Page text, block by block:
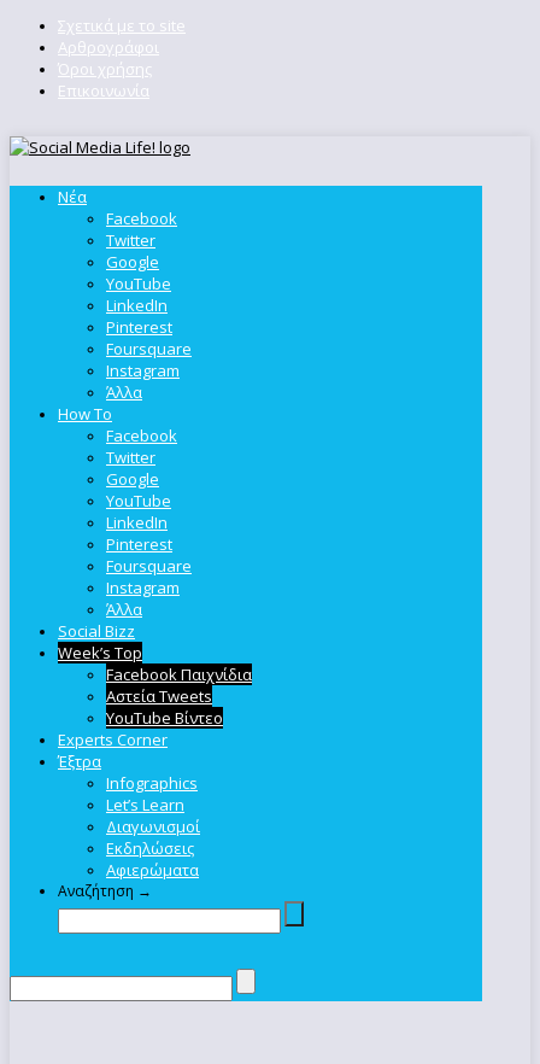
Σχετικά με το site
Αρθρογράφοι
Όροι χρήσης
Επικοινωνία
Νέα
Facebook
Twitter
Google
YouTube
LinkedIn
Pinterest
Foursquare
Instagram
Άλλα
How To
Facebook
Twitter
Google
YouTube
LinkedIn
Pinterest
Foursquare
Instagram
Άλλα
Social Bizz
Week’s Top
Facebook Παιχνίδια
Αστεία Tweets
YouTube Βίντεο
Experts Corner
Έξτρα
Infographics
Let’s Learn
Διαγωνισμοί
Εκδηλώσεις
Αφιερώματα
Αναζήτηση →